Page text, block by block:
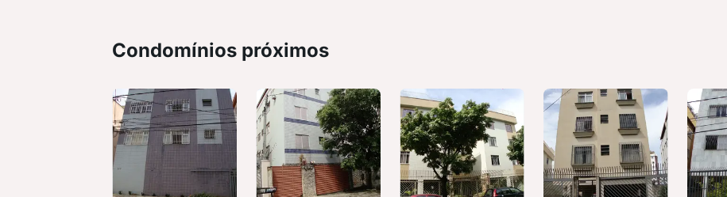
Condomínios próximos